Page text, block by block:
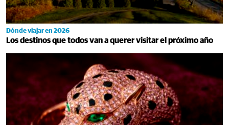
Dónde viajar en 2026
Los destinos que todos van a querer visitar el próximo año